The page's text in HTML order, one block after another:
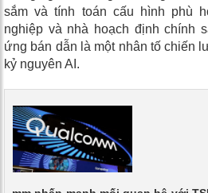
sắm và tính toán cấu hình phù
nghiệp và nhà hoạch định chính
ứng bán dẫn là một nhân tố chiến
kỷ nguyên AI.